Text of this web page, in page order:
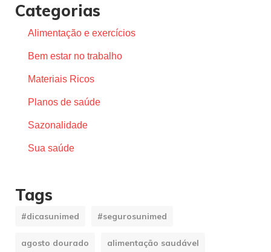
Categorias
Alimentação e exercícios
Bem estar no trabalho
Materiais Ricos
Planos de saúde
Sazonalidade
Sua saúde
Tags
#dicasunimed #segurosunimed
agosto dourado alimentação saudável